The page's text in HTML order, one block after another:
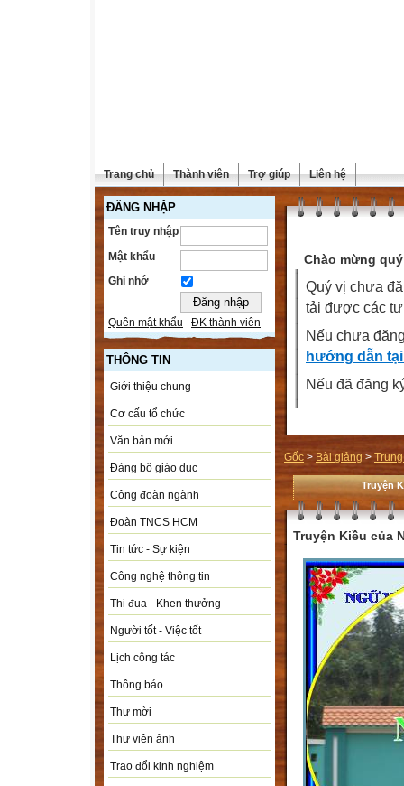
Trang chủ Thành viên Trợ giúp Liên hệ
ĐĂNG NHẬP
Tên truy nhập
Mật khẩu
Ghi nhớ
Quên mật khẩu ĐK thành viên
THÔNG TIN
Giới thiệu chung
Cơ cấu tổ chức
Văn bản mới
Đảng bộ giáo dục
Công đoàn ngành
Đoàn TNCS HCM
Tin tức - Sự kiện
Công nghệ thông tin
Thi đua - Khen thưởng
Người tốt - Việc tốt
Lịch công tác
Thông báo
Thư mời
Thư viện ảnh
Trao đổi kinh nghiệm
Chào mừng
Quý vị chưa
tải được các
Nếu chưa
hướng dẫn
Nếu đã đăng
Gốc > Bài giảng >
Truyện
Truyện Kiều của